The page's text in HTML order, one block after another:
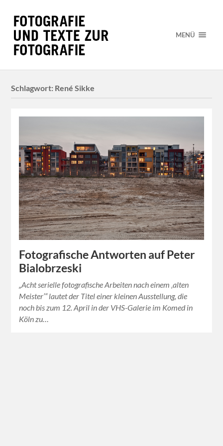
MENÜ
Schlagwort: René Sikke
Fotografische Antworten auf Peter
Bialobrzeski
„Acht serielle fotografische Arbeiten nach einem ‚alten
Meister’“ lautet der Titel einer kleinen Ausstellung, die
noch bis zum 12. April in der VHS-Galerie im Komed in
Köln zu…